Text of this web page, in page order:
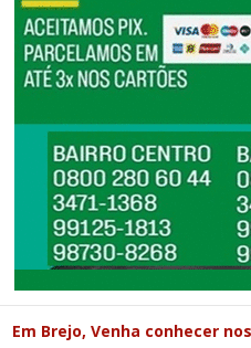
Em Brejo, Venha conhecer